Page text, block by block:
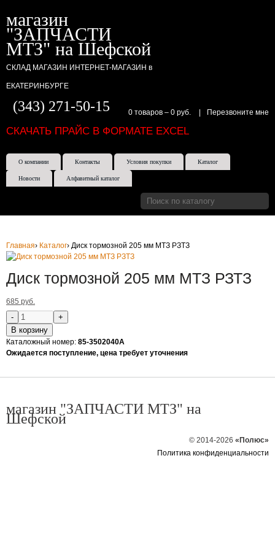
магазин
"ЗАПЧАСТИ
МТЗ" на Шефской
СКЛАД МАГАЗИН ИНТЕРНЕТ-МАГАЗИН в
ЕКАТЕРИНБУРГЕ
0 товаров – 0 руб. Перезвоните мне
(343) 271-50-15
СКАЧАТЬ ПРАЙС В ФОРМАТЕ EXCEL
О компании Контакты Условия покупки Каталог
Новости Алфавитный каталог
Главная› Каталог› Диск тормозной 205 мм МТЗ РЗТЗ
Диск тормозной 205 мм МТЗ РЗТЗ
685 руб.
В корзину
Каталожный номер: 85-3502040А
Ожидается поступление, цена требует уточнения
магазин "ЗАПЧАСТИ МТЗ" на
Шефской
© 2014-2026 «Полюс»
Политика конфиденциальности